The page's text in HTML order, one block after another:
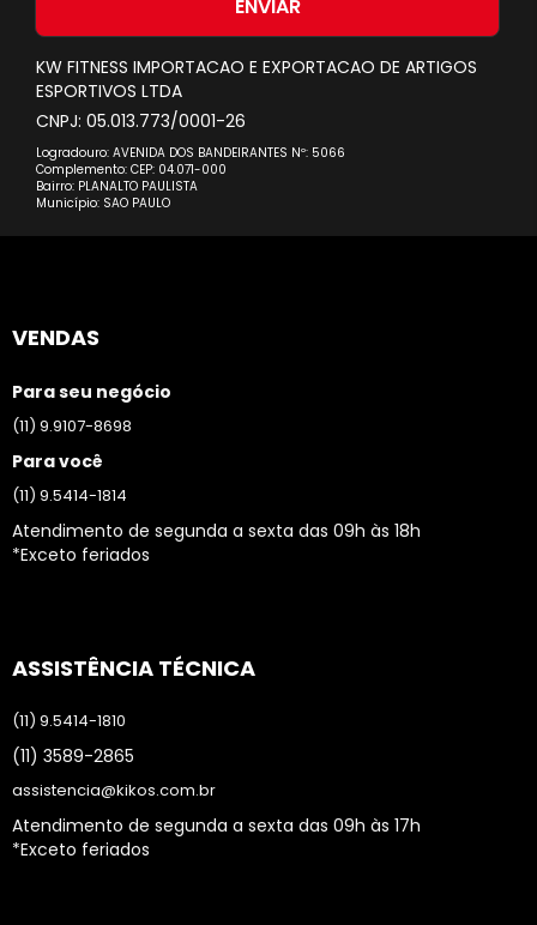
Newsletter:
ENVIAR
KW FITNESS IMPORTACAO E EXPORTACAO DE ARTIGOS
ESPORTIVOS LTDA
CNPJ: 05.013.773/0001-26
Logradouro: AVENIDA DOS BANDEIRANTES Nº: 5066
Complemento: CEP: 04.071-000
Bairro: PLANALTO PAULISTA
Município: SAO PAULO
VENDAS
Para seu negócio
(11) 9.9107-8698
Para você
(11) 9.5414-1814
Atendimento de segunda a sexta das 09h às 18h
*Exceto feriados
ASSISTÊNCIA TÉCNICA
(11) 9.5414-1810
(11) 3589-2865
assistencia@kikos.com.br
Atendimento de segunda a sexta das 09h às 17h
*Exceto feriados